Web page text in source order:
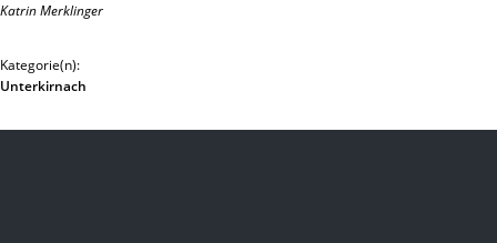
Katrin Merklinger
Kategorie(n):
Unterkirnach